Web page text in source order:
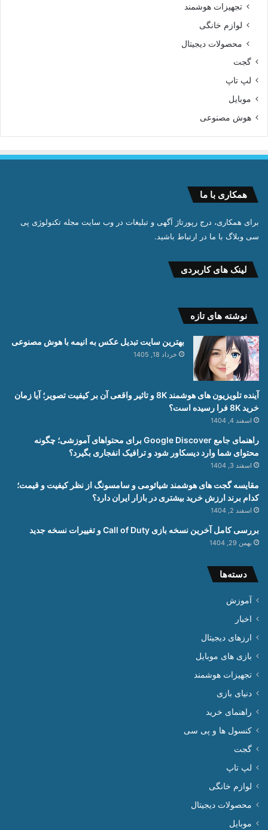
تجهیزات هوشمند
لوازم خانگی
محصولات دیجیتال
گجت
لپ تاپ
موبایل
هوش مصنوعی
همکاری با ما
برای همکاری، درج رپورتاژ آگهی و تبلیغات در وب سایت مجله تکنولوژی پی
سی وبلاگ با ما در ارتباط باشید.
لینک های کاربردی
نوشته های تازه
بهترین سایت تبدیل عکس به انیمه با هوش مصنوعی
خرداد 18, 1405
آینده تلویزیون های هوشمند 8K و تاثیر واقعی آن بر کیفیت تصویر؛ آیا زمان
خرید 8K فرا رسیده است؟
اسفند 4, 1404
راهنمای جامع Google Discover برای محتواهای آموزشی؛ چگونه
محتوای شما وارد دیسکاور شود و ترافیک انفجاری بگیرد؟
اسفند 3, 1404
مقایسه گجت های هوشمند شیائومی و سامسونگ از نظر کیفیت و قیمت؛
کدام برند ارزش خرید بیشتری در بازار ایران دارد؟
اسفند 2, 1404
بررسی کامل آخرین نسخه بازی Call of Duty و تغییرات نسخه جدید
بهمن 29, 1404
دسته‌ها
آموزش
اخبار
ارزهای دیجیتال
بازی های موبایل
تجهیزات هوشمند
دنیای بازی
راهنمای خرید
کنسول ها و پی سی
گجت
لپ تاپ
لوازم خانگی
محصولات دیجیتال
موبایل